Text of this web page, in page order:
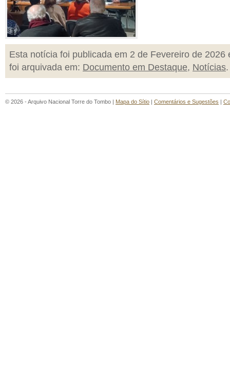
Esta notícia foi publicada em 2 de Fevereiro de 2026
foi arquivada em: Documento em Destaque, Notícias.
© 2026 - Arquivo Nacional Torre do Tombo | Mapa do Sítio | Comentários e Sugestões |